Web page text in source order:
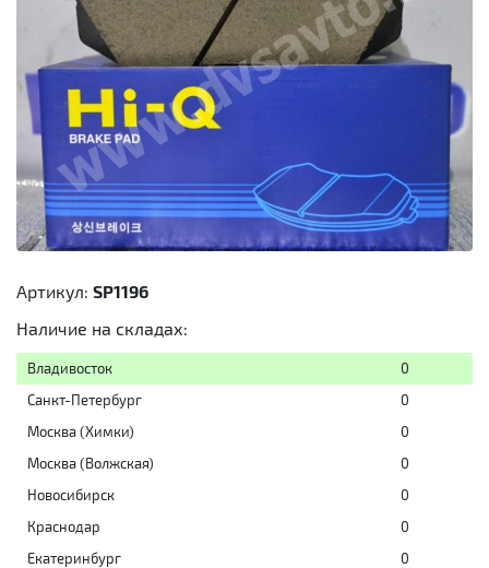
Артикул: SP1196
Наличие на складах:
Владивосток
0
Санкт-Петербург
0
Москва (Химки)
0
Москва (Волжская)
0
Новосибирск
0
Краснодар
0
Екатеринбург
0